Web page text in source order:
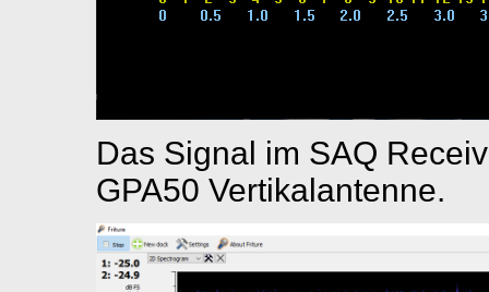
Das Signal im SAQ
GPA50 Vertikalantenne.